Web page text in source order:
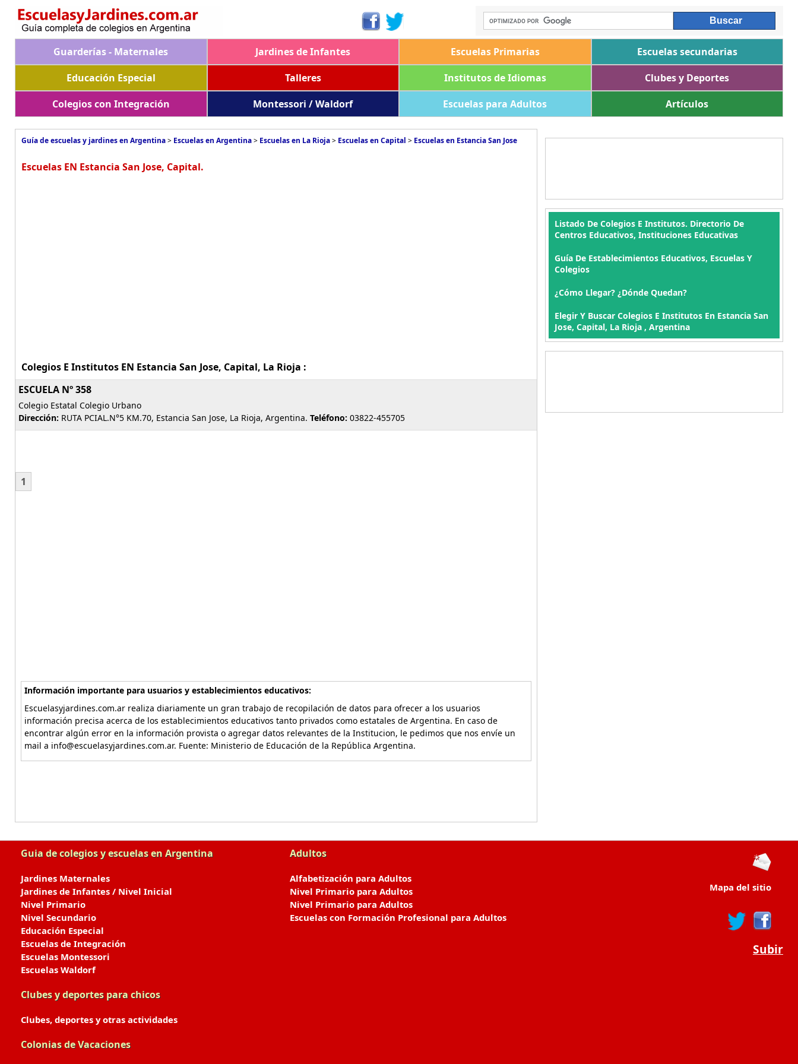
Guarderías - Maternales Jardines de Infantes Escuelas Primarias
Escuelas secundarias
Educación Especial
Talleres Institutos de Idiomas
Clubes y Deportes
Colegios con Integración
Montessori / Waldorf Escuelas para Adultos Artículos
Guía de escuelas y jardines en Argentina> Escuelas en Argentina> Escuelas en La Rioja> Escuelas en Capital > Escuelas en Estancia San Jose
Escuelas EN Estancia San Jose, Capital.
Colegios E Institutos EN Estancia San Jose, Capital, La Rioja :
ESCUELA Nº 358
Colegio Estatal Colegio Urbano
Dirección: RUTA PCIAL.N°5 KM.70, Estancia San Jose, La Rioja, Argentina. Teléfono: 03822-455705
1
Información importante para usuarios y establecimientos educativos:
Escuelasyjardines.com.ar realiza diariamente un gran trabajo de recopilación de datos para ofrecer a los usuarios
información precisa acerca de los establecimientos educativos tanto privados como estatales de Argentina. En caso de
encontrar algún error en la información provista o agregar datos relevantes de la Institucion, le pedimos que nos envíe un
mail a info@escuelasyjardines.com.ar. Fuente: Ministerio de Educación de la República Argentina.
Listado De Colegios E Institutos. Directorio De
Centros Educativos, Instituciones Educativas
Guía De Establecimientos Educativos, Escuelas Y
Colegios
¿Cómo Llegar? ¿Dónde Quedan?
Elegir Y Buscar Colegios E Institutos En Estancia San
Jose, Capital, La Rioja , Argentina
Guia de colegios y escuelas en Argentina
Jardines Maternales
Jardines de Infantes / Nivel Inicial
Nivel Primario
Nivel Secundario
Educación Especial
Escuelas de Integración
Escuelas Montessori
Escuelas Waldorf
Clubes y deportes para chicos
Clubes, deportes y otras actividades
Colonias de Vacaciones
Adultos
Alfabetización para Adultos
Nivel Primario para Adultos
Nivel Primario para Adultos
Escuelas con Formación Profesional para Adultos
Mapa del sitio
Subir